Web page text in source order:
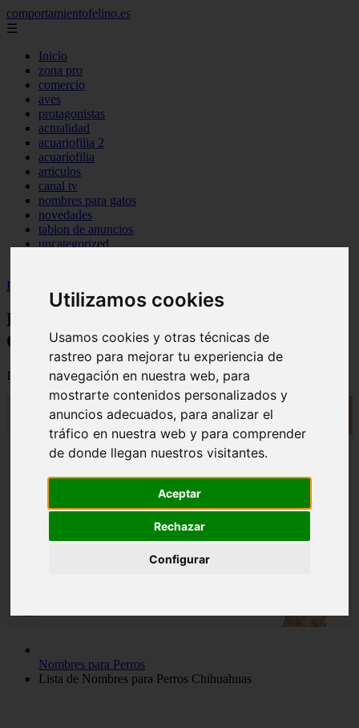
Utilizamos cookies
Usamos cookies y otras técnicas de
rastreo para mejorar tu experiencia de
navegación en nuestra web, para
mostrarte contenidos personalizados y
anuncios adecuados, para analizar el
tráfico en nuestra web y para comprender
de donde llegan nuestros visitantes.
Aceptar
Rechazar
Configurar
comportamientofelino.es
☰
Inicio
zona pro
comercio
aves
protagonistas
actualidad
acuariofilia 2
acuariofilia
articulos
canal tv
nombres para gatos
novedades
tablon de anuncios
uncategorized
Inicio
Lista de Nombres para Perros
Chihuahuas
📅 12/06/2025
Nombres para Perros
Lista de Nombres para Perros Chihuahuas